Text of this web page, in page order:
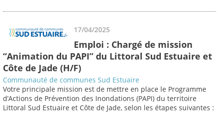
17/04/2025
Emploi : Chargé de mission
“Animation du PAPI” du Littoral Sud Estuaire et
Côte de Jade (H/F)
Communauté de communes Sud Estuaire
Votre principale mission est de mettre en place le Programme
d’Actions de Prévention des Inondations (PAPI) du territoire
Littoral Sud Estuaire et Côte de Jade, selon les étapes suivantes :